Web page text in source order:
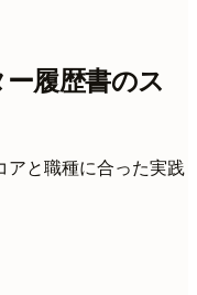
履歴書のス
アと職種に合った実践